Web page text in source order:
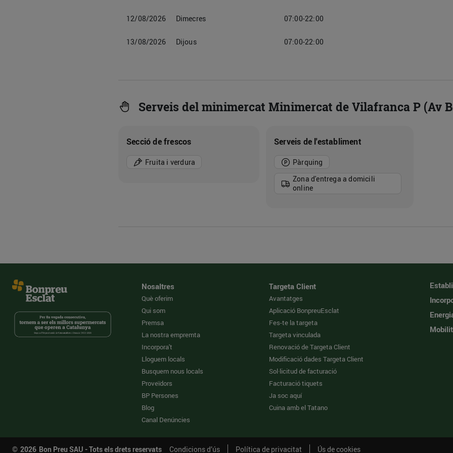
12/08/2026 Dimecres 07:00-22:00
13/08/2026 Dijous 07:00-22:00
Serveis del minimercat Minimercat de Vilafranca P (Av
Secció de frescos
Fruita i verdura
Serveis de l'establiment
Pàrquing
Zona d'entrega a domicili
online
Nosaltres
Què oferim
Qui som
Premsa
La nostra empremta
Incorpora't
Lloguem locals
Busquem nous locals
Proveïdors
BP Persones
Blog
Canal Denúncies
Targeta Client
Avantatges
Aplicació BonpreuEsclat
Fes-te la targeta
Targeta vinculada
Renovació de Targeta Client
Modificació dades Targeta Client
Sol·licitud de facturació
Facturació tiquets
Ja soc aquí
Cuina amb el Tatano
© 2026 Bon Preu SAU - Tots els drets reservats Condicions d’ús Política de privacitat Ús de cookies